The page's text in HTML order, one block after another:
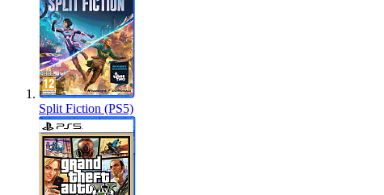
Split Fiction (PS5)